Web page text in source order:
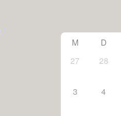
M D
27
28
3 4